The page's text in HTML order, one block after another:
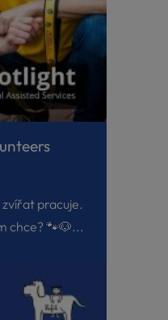
zvířat pracuje.
chce? 🐾🐶...